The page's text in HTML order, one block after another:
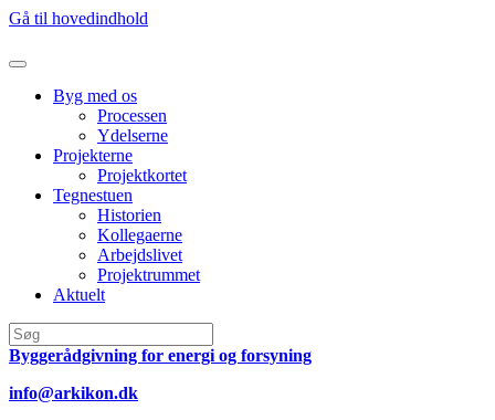
Gå til hovedindhold
Byg med os
Processen
Ydelserne
Projekterne
Projektkortet
Tegnestuen
Historien
Kollegaerne
Arbejdslivet
Projektrummet
Aktuelt
Byggerådgivning for energi og forsyning
info@arkikon.dk